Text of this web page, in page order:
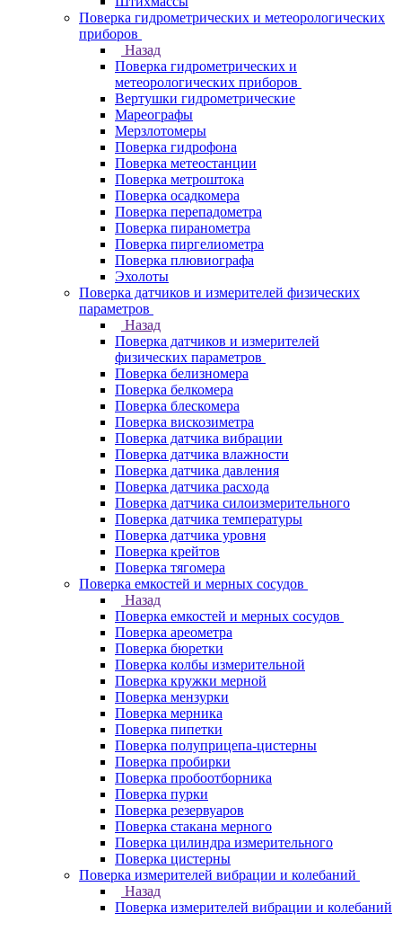
Поверка гидрометрических и метеорологических
приборов
Назад
Поверка гидрометрических и
метеорологических приборов
Вертушки гидрометрические
Мареографы
Мерзлотомеры
Поверка гидрофона
Поверка метеостанции
Поверка метроштока
Поверка осадкомера
Поверка перепадометра
Поверка пиранометра
Поверка пиргелиометра
Поверка плювиографа
Эхолоты
Поверка датчиков и измерителей физических
параметров
Назад
Поверка датчиков и измерителей
физических параметров
Поверка белизномера
Поверка белкомера
Поверка блескомера
Поверка вискозиметра
Поверка датчика вибрации
Поверка датчика влажности
Поверка датчика давления
Поверка датчика расхода
Поверка датчика силоизмерительного
Поверка датчика температуры
Поверка датчика уровня
Поверка крейтов
Поверка тягомера
Поверка емкостей и мерных сосудов
Назад
Поверка емкостей и мерных сосудов
Поверка ареометра
Поверка бюретки
Поверка колбы измерительной
Поверка кружки мерной
Поверка мензурки
Поверка мерника
Поверка пипетки
Поверка полуприцепа-цистерны
Поверка пробирки
Поверка пробоотборника
Поверка пурки
Поверка резервуаров
Поверка стакана мерного
Поверка цилиндра измерительного
Поверка цистерны
Поверка измерителей вибрации и колебаний
Назад
Поверка измерителей вибрации и колебаний